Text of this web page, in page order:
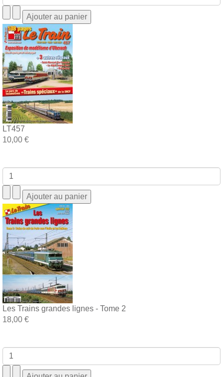
LT457
10,00 €
Les Trains grandes lignes - Tome 2
18,00 €